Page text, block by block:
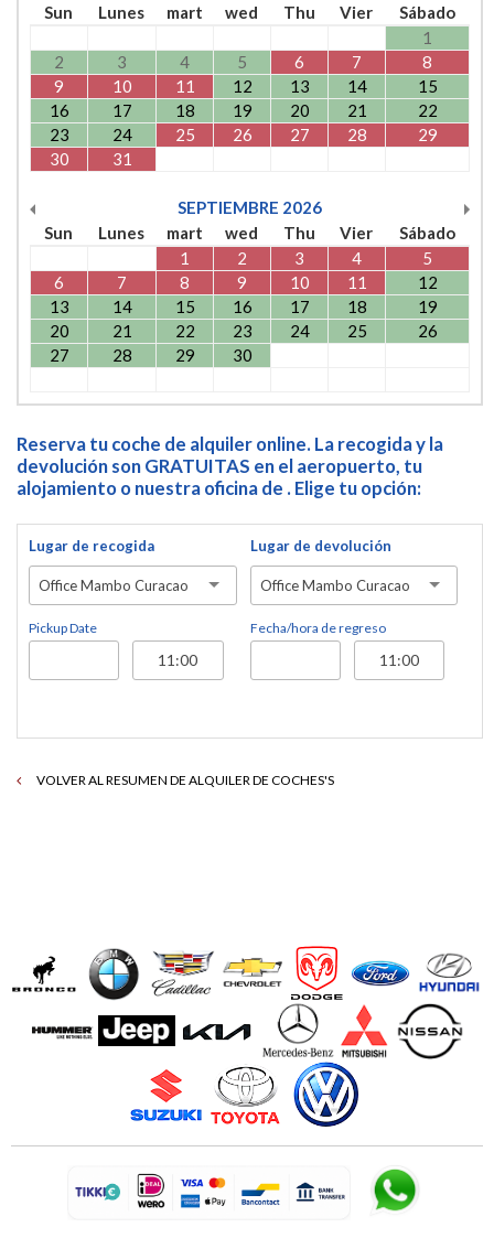
Sun
Lunes mart wed Thu Vier
Sábado
1
2
3 4 5 6 7
8
9
10 11 12 13 14
15
16
17 18 19 20 21
22
23
24 25 26 27 28
29
30
31
SEPTIEMBRE 2026
Sun
Lunes mart wed Thu Vier
Sábado
1
2 3 4
5
6
7 8 9 10 11
12
13
14 15 16 17 18
19
20
21 22 23 24 25
26
27
28 29 30
Reserva tu coche de alquiler online. La recogida y la
devolución son GRATUITAS en el aeropuerto, tu
alojamiento o nuestra oficina de . Elige tu opción:
Lugar de recogida
Office Mambo Curacao
Pickup Date
Lugar de devolución
Office Mambo Curacao
Fecha/hora de regreso
VOLVER AL RESUMEN DE ALQUILER DE COCHES'S